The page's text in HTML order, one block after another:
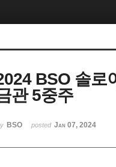
BSO 솔로
관 5중주
BSO posted Jan 07, 2024